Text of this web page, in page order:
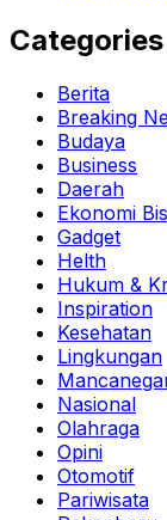
Categories
Berita
Breaking
Budaya
Business
Daerah
Ekonomi
Gadget
Helth
Hukum &
Inspiration
Kesehatan
Lingkungan
Nasional
Olahraga
Opini
Otomotif
Pariwisata